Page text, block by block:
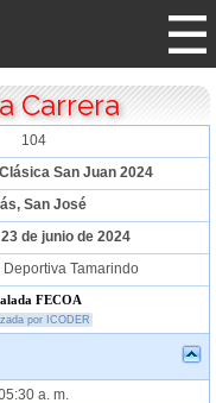
Carrera
104
San Juan 2024
San José
de junio de 2024
Tamarindo
FECOA
por ICODER
a. m.